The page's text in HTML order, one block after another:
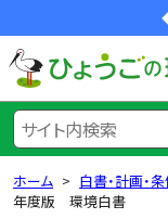
ホーム 白書・計画・
年度版 環境白書